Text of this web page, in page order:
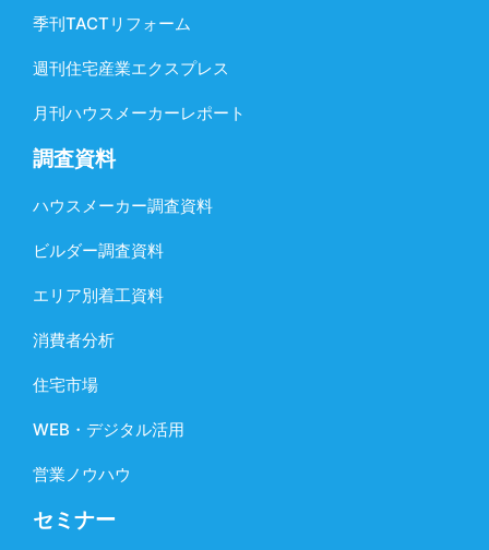
季刊TACTリフォーム
週刊住宅産業エクスプレス
月刊ハウスメーカーレポート
調査資料
ハウスメーカー調査資料
ビルダー調査資料
エリア別着工資料
消費者分析
住宅市場
WEB・デジタル活用
営業ノウハウ
セミナー